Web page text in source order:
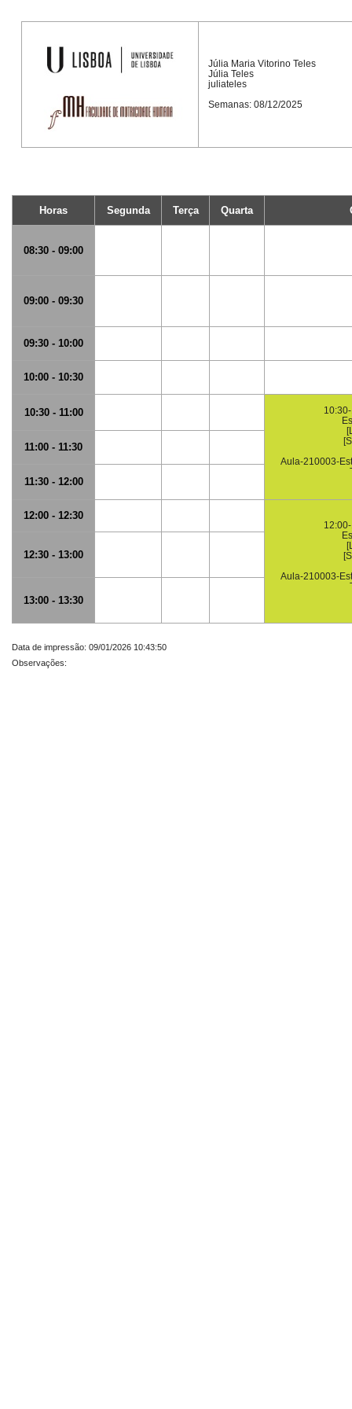
Júlia Maria Vitorino Teles
Júlia Teles
juliateles
Semanas: 08/12/2025
Horas Segunda Terça Quarta
08:30 - 09:00
09:00 - 09:30
09:30 - 10:00
10:00 - 10:30
10:30 - 11:00
Aula-210003-
11:00 - 11:30
11:30 - 12:00
12:00 - 12:30
Aula-210003-
12:30 - 13:00
13:00 - 13:30
Data de impressão: 09/01/2026 10:43:50
Observações: